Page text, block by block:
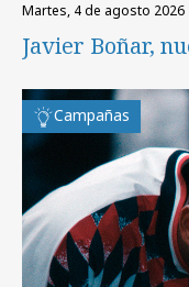
martes, 4 de agosto 2026
Javier Boñar,
Campañas